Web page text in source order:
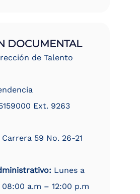
DOCUMENTAL
de Talento
Ext. 9263
Carrera 59 No. 26-21
Lunes a
a.m – 12:00 p.m